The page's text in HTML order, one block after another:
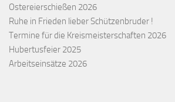
Ostereierschießen 2026
Ruhe in Frieden lieber Schützenbruder !
Termine für die Kreismeisterschaften 2026
Hubertusfeier 2025
Arbeitseinsätze 2026